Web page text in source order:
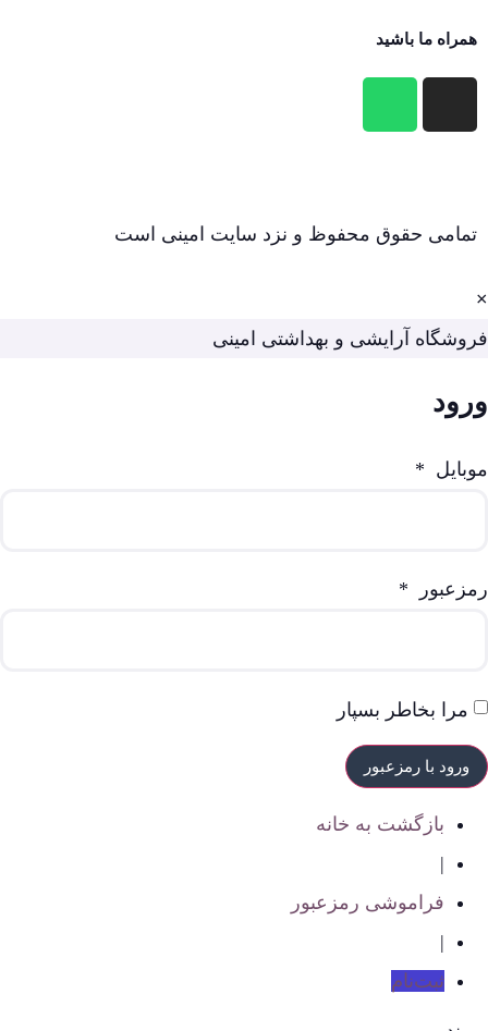
همراه ما باشید
تمامی حقوق محفوظ و نزد سایت امینی است
×
فروشگاه آرایشی و بهداشتی امینی
ورود
موبایل *
رمزعبور *
مرا بخاطر بسپار
بازگشت به خانه
|
فراموشی رمزعبور
|
ثبت‌نام